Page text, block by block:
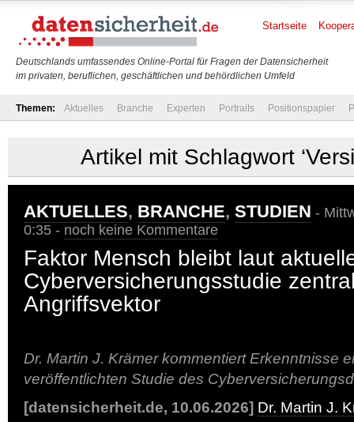
Deutschlands umfassendes Online-Portal für Fragen der Datensicherheit
im privaten, beruflichen, geschäftlichen und behördlichen Umfeld
Startseite
Themen: Aktuelles Branche Experten Portraits Positionspapier
Artikel mit Schlagwort
AKTUELLES, BRANCHE, STUDIEN -
0:35 - noch keine Kommentare
Faktor Mensch bleibt laut
Cyberversicherungsstudie
Angriffsvektor
Dr. Martin J. Krämer kommentiert Erkenntnisse
veröffentlichten Studie des
[datensicherheit.de, 10.06.2026] Dr. Martin J.